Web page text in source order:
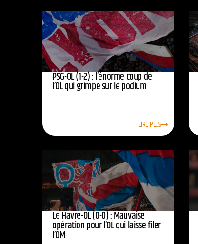
PSG-OL (1-2) : l’énorme coup de
l’OL qui grimpe sur le podium
LIRE PLUS
Le Havre-OL (0-0) : Mauvaise
opération pour l’OL qui laisse filer
l’OM